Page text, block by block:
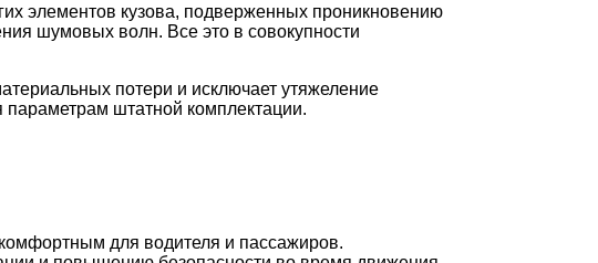
элементов кузова, подверженных проникновению
шумовых волн. Все это в совокупности
потери и исключает утяжеление
параметрам штатной комплектации.
для водителя и пассажиров.